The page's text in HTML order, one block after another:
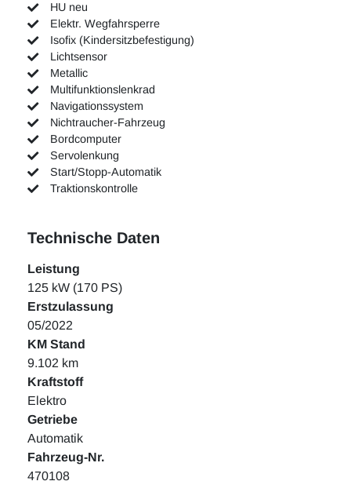
HU neu
Elektr. Wegfahrsperre
Isofix (Kindersitzbefestigung)
Lichtsensor
Metallic
Multifunktionslenkrad
Navigationssystem
Nichtraucher-Fahrzeug
Bordcomputer
Servolenkung
Start/Stopp-Automatik
Traktionskontrolle
Technische Daten
Leistung
125 kW (170 PS)
Erstzulassung
05/2022
KM Stand
9.102 km
Kraftstoff
Elektro
Getriebe
Automatik
Fahrzeug-Nr.
470108